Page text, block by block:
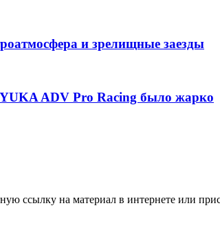
и зрелищные заезды
ADV Pro Racing было жарко
ссылку на материал в интернете или